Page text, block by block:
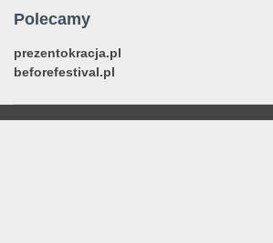
Polecamy
prezentokracja.pl
beforefestival.pl